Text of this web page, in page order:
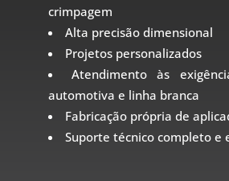
crimpagem
Alta precisão dimensional
Projetos personalizados
Atendimento às
automotiva e linha branca
Fabricação própria de
Suporte técnico completo e